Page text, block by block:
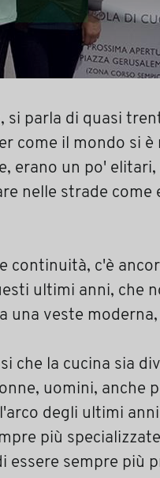
si parla di quasi
come il mondo si è
erano un po'
nelle strade come
continuità, c'è
ultimi anni, che
una veste
che la cucina sia
uomini, anche
degli ultimi
più
essere sempre più